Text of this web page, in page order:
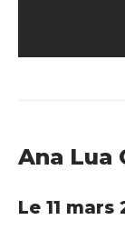
Ana Lua
Le 11 mars